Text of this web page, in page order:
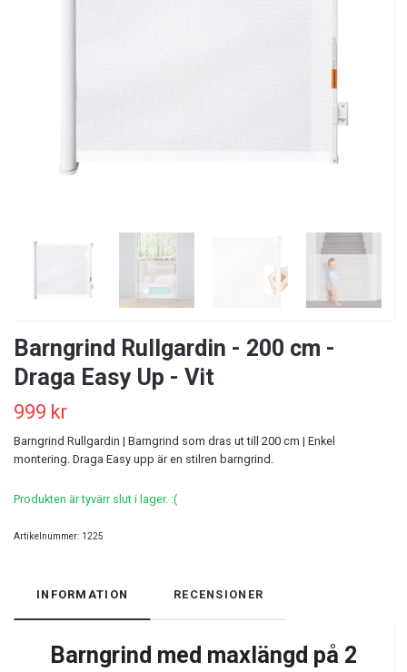
Barngrind Rullgardin - 200 cm -
Draga Easy Up - Vit
999 kr
Barngrind Rullgardin | Barngrind som dras ut till 200 cm | Enkel
montering. Draga Easy upp är en stilren barngrind.
Produkten är tyvärr slut i lager. :(
Artikelnummer: 1225
INFORMATION RECENSIONER
Barngrind med maxlängd på 2